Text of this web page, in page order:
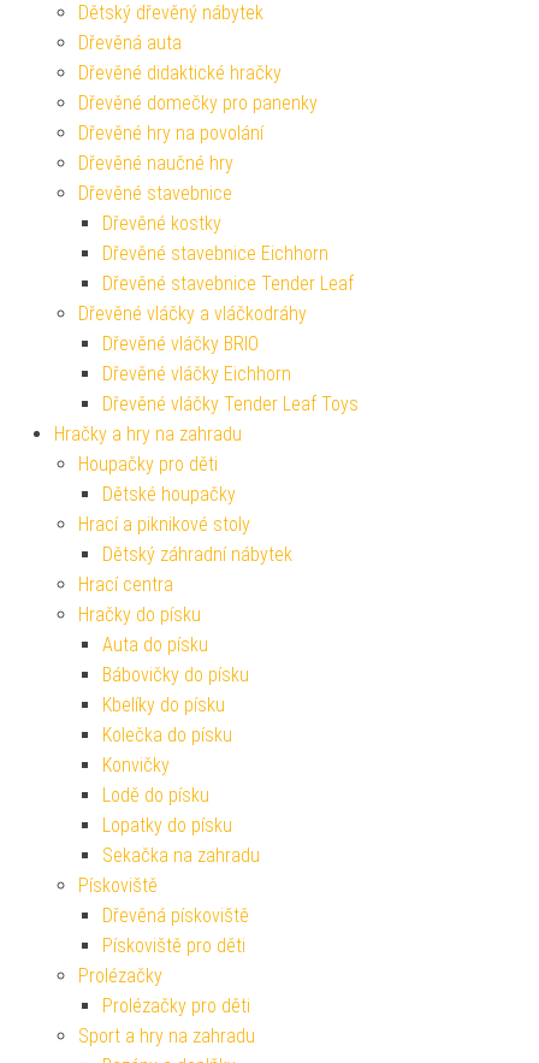
Dětský dřevěný nábytek
Dřevěná auta
Dřevěné didaktické hračky
Dřevěné domečky pro panenky
Dřevěné hry na povolání
Dřevěné naučné hry
Dřevěné stavebnice
Dřevěné kostky
Dřevěné stavebnice Eichhorn
Dřevěné stavebnice Tender Leaf
Dřevěné vláčky a vláčkodráhy
Dřevěné vláčky BRIO
Dřevěné vláčky Eichhorn
Dřevěné vláčky Tender Leaf Toys
Hračky a hry na zahradu
Houpačky pro děti
Dětské houpačky
Hrací a piknikové stoly
Dětský záhradní nábytek
Hrací centra
Hračky do písku
Auta do písku
Bábovičky do písku
Kbelíky do písku
Kolečka do písku
Konvičky
Lodě do písku
Lopatky do písku
Sekačka na zahradu
Pískoviště
Dřevěná pískoviště
Pískoviště pro děti
Prolézačky
Prolézačky pro děti
Sport a hry na zahradu